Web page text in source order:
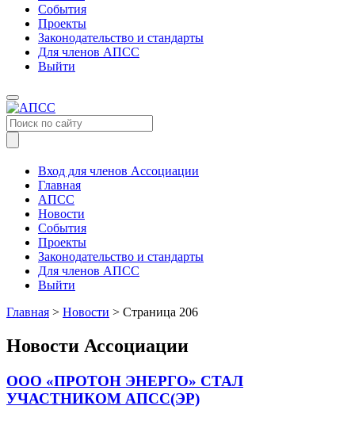
События
Проекты
Законодательство и стандарты
Для членов АПСС
Выйти
Меню
Вход для членов Ассоциации
Главная
АПСС
Новости
События
Проекты
Законодательство и стандарты
Для членов АПСС
Выйти
Главная > Новости > Страница 206
Новости Ассоциации
ООО «ПРОТОН ЭНЕРГО» СТАЛ
УЧАСТНИКОМ АПСС(ЭР)